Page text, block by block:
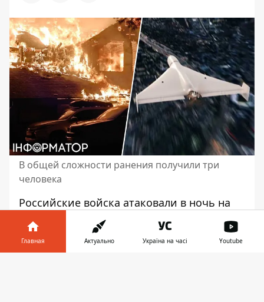
В общей сложности ранения получили три
человека
Российские войска атаковали в ночь на
понедельник, 14 июля,
Днепропетровскую область. Из-за ударов
пострадали три человека, двое из
Главная Актуально Україна на часі Youtube